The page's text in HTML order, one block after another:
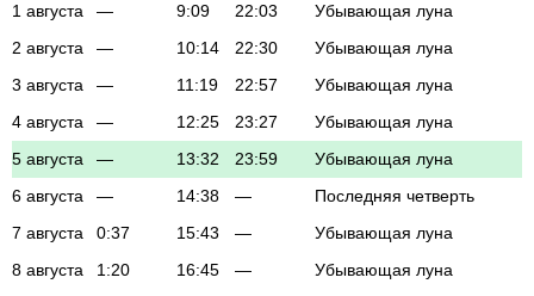
1 августа — 9:09 22:03
Убывающая луна
2 августа
— 10:14 22:30
Убывающая луна
3 августа
— 11:19 22:57
Убывающая луна
4 августа
— 12:25 23:27
Убывающая луна
5 августа
— 13:32 23:59
Убывающая луна
6 августа
— 14:38 —
Последняя четверть
7 августа
0:37 15:43 —
Убывающая луна
8 августа
1:20 16:45 —
Убывающая луна